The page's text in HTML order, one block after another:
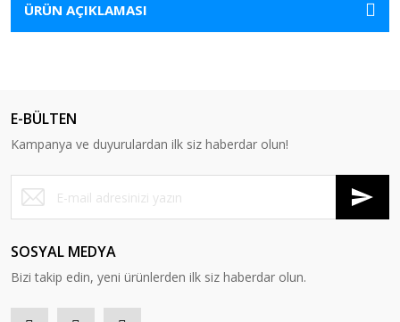
ÜRÜN AÇIKLAMASI
E-BÜLTEN
Kampanya ve duyurulardan ilk siz haberdar olun!
SOSYAL MEDYA
Bizi takip edin, yeni ürünlerden ilk siz haberdar olun.